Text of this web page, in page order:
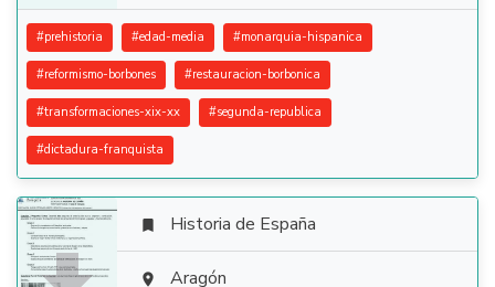
#prehistoria #edad-media #monarquia-hispanica
#reformismo-borbones #restauracion-borbonica
#transformaciones-xix-xx #segunda-republica
#dictadura-franquista
 Historia de España
 Aragón